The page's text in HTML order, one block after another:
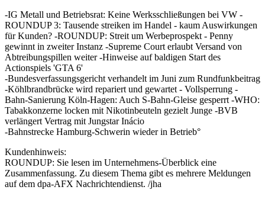
-IG Metall und Betriebsrat: Keine Werksschließungen bei VW -
ROUNDUP 3: Tausende streiken im Handel - kaum Auswirkungen
für Kunden? -ROUNDUP: Streit um Werbeprospekt - Penny
gewinnt in zweiter Instanz -Supreme Court erlaubt Versand von
Abtreibungspillen weiter -Hinweise auf baldigen Start des
Actionspiels 'GTA 6'
-Bundesverfassungsgericht verhandelt im Juni zum Rundfunkbeitrag
-Köhlbrandbrücke wird repariert und gewartet - Vollsperrung -
Bahn-Sanierung Köln-Hagen: Auch S-Bahn-Gleise gesperrt -WHO:
Tabakkonzerne locken mit Nikotinbeuteln gezielt Junge -BVB
verlängert Vertrag mit Jungstar Inácio
-Bahnstrecke Hamburg-Schwerin wieder in Betrieb°
Kundenhinweis:
ROUNDUP: Sie lesen im Unternehmens-Überblick eine
Zusammenfassung. Zu diesem Thema gibt es mehrere Meldungen
auf dem dpa-AFX Nachrichtendienst. /jha